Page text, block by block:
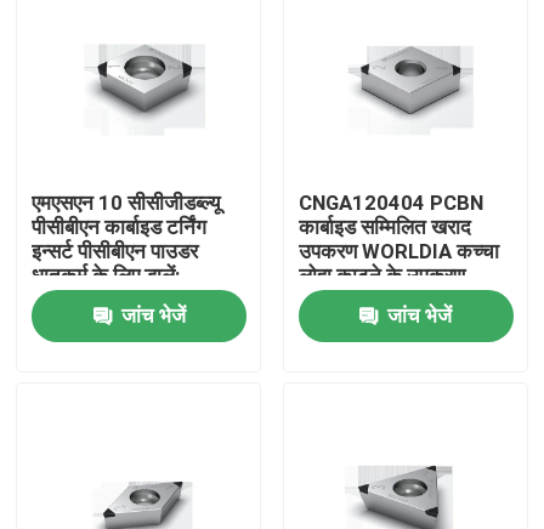
हमारे बारे में
एमएसएन 10 सीसीजीडब्ल्यू
पीसीबीएन कार्बाइड टर्निंग
इन्सर्ट पीसीबीएन पाउडर
धातुकर्म के लिए डालें:
जांच भेजें
CNGA120404 PCBN
कार्बाइड सम्मिलित खराद
उपकरण WORLDIA कच्चा
लोहा काटने के उपकरण
जांच भेजें